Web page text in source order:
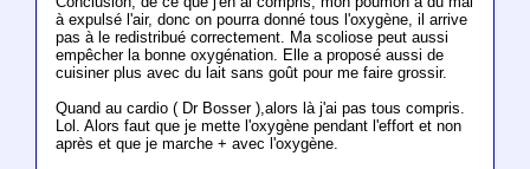
à expulsé l'air, donc on pourra donné tous l'oxygène, il arrive
pas à le redistribué correctement. Ma scoliose peut aussi
empêcher la bonne oxygénation. Elle a proposé aussi de
cuisiner plus avec du lait sans goût pour me faire grossir.
Quand au cardio ( Dr Bosser ),alors là j'ai pas tous compris.
Lol. Alors faut que je mette l'oxygène pendant l'effort et non
après et que je marche + avec l'oxygène.